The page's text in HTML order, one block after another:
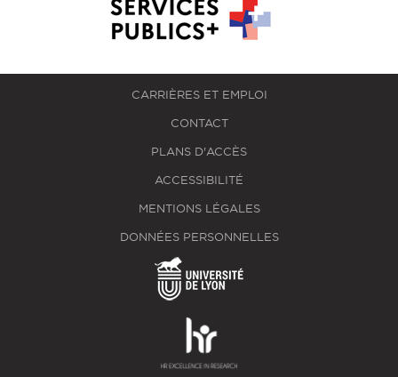
CARRIÈRES ET EMPLOI
CONTACT
PLANS D'ACCÈS
ACCESSIBILITÉ
MENTIONS LÉGALES
DONNÉES PERSONNELLES